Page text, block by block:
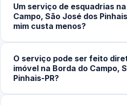
fachadas, divisórias e outros
medida, do projeto inicial ao
Um serviço de esquadrias
Campo, São José dos
mim custa menos?
deslocamento e permite
otimizando o tempo de
O serviço pode ser feito
imóvel na Borda do Campo,
Pinhais-PR?